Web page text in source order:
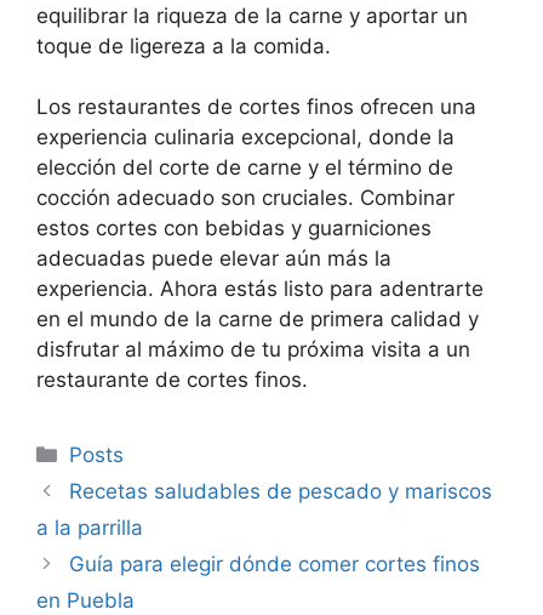
equilibrar la riqueza de la carne y aportar un
toque de ligereza a la comida.
Los restaurantes de cortes finos ofrecen una
experiencia culinaria excepcional, donde la
elección del corte de carne y el término de
cocción adecuado son cruciales. Combinar
estos cortes con bebidas y guarniciones
adecuadas puede elevar aún más la
experiencia. Ahora estás listo para adentrarte
en el mundo de la carne de primera calidad y
disfrutar al máximo de tu próxima visita a un
restaurante de cortes finos.
Categorías
Posts
Recetas saludables de pescado y mariscos
a la parrilla
Guía para elegir dónde comer cortes finos
en Puebla